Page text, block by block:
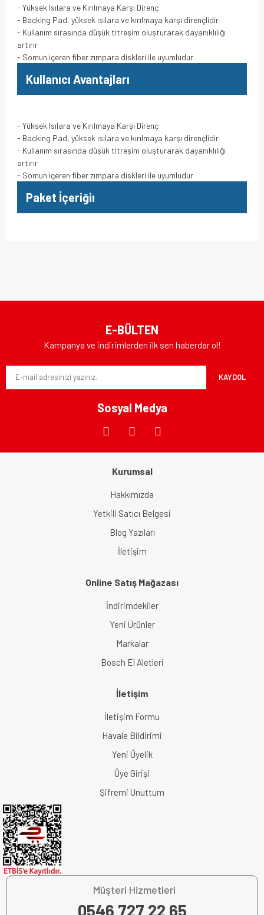
- Yüksek Isılara ve Kırılmaya Karşı Direnç
- Backing Pad, yüksek ısılara ve kırılmaya karşı dirençlidir
- Kullanım sırasında düşük titreşim oluşturarak dayanıklılığı
artırır
- Somun içeren fiber zımpara diskleri ile uyumludur
Kullanıcı Avantajları
- Yüksek Isılara ve Kırılmaya Karşı Direnç
- Backing Pad, yüksek ısılara ve kırılmaya karşı dirençlidir
- Kullanım sırasında düşük titreşim oluşturarak dayanıklılığı
artırır
- Somun içeren fiber zımpara diskleri ile uyumludur
Paket İçeriğiı
Ürün resmi kalitesiz, bozuk veya görüntülenemiyor.
Ürün açıklamasında eksik bilgiler bulunuyor.
Ürün fiyatı diğer sitelerden daha pahalı.
E-BÜLTEN
Kampanya ve indirimlerden ilk sen haberdar ol!
KAYDOL
Sosyal Medya
Kurumsal
Hakkımızda
Yetkili Satıcı Belgesi
Blog Yazıları
İletişim
Online Satış Mağazası
İndirimdekiler
Yeni Ürünler
Markalar
Bosch El Aletleri
İletişim
İletişim Formu
Havale Bildirimi
Yeni Üyelik
Üye Girişi
Şifremi Unuttum
Müşteri Hizmetleri
0546 727 22 65